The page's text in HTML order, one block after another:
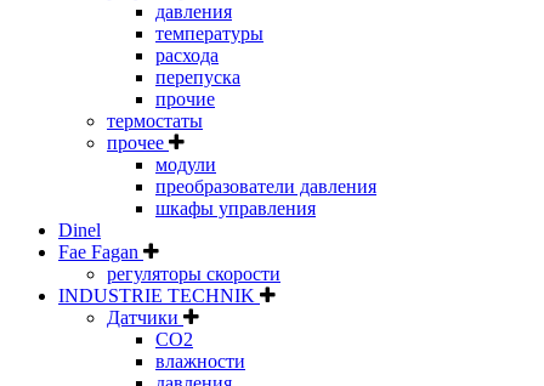
давления
температуры
расхода
перепуска
прочие
термостаты
прочее
модули
преобразователи давления
шкафы управления
Dinel
Fae Fagan
регуляторы скорости
INDUSTRIE TECHNIK
Датчики
CO2
влажности